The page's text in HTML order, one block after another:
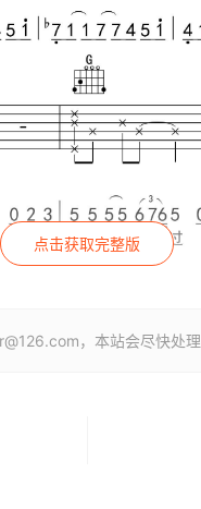
点击获取完整版
，本站会尽快处理